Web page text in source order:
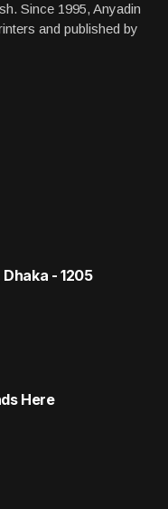
Since 1995, Anyadin
and published by
- 1205
Here